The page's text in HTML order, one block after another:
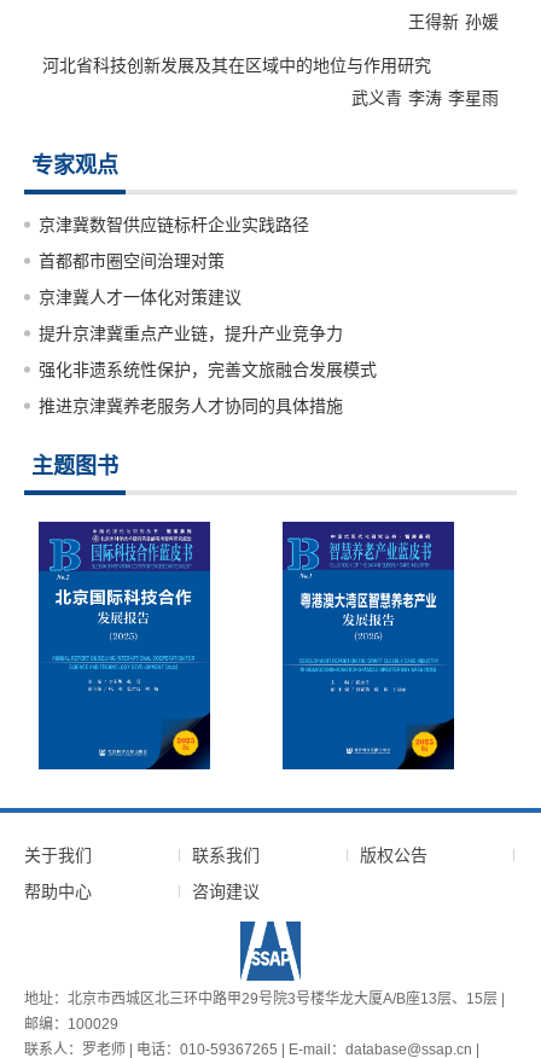
板，加强关键核心技术及基础前沿技术攻关，立足中介群落集聚优
势，建设区域科技成果转化中介公共服务平台，提高北京科创成果
新生态系统和产业生态系统，推动产业链与创新链深度融合，加快
技创新对津冀的辐射带动作用，大力提升津冀自主创新能力与创新
效率，充分发挥各自优势，打造区域协同创新共同体。
王得新 孙媛
武义青 李涛 李星雨
河北省科技创新发展及其在区域中的地位与作用研究
专家观点
京津冀数智供应链标杆企业实践路径
首都都市圈空间治理对策
京津冀人才一体化对策建议
提升京津冀重点产业链，提升产业竞争力
强化非遗系统性保护，完善文旅融合发展模式
推进京津冀养老服务人才协同的具体措施
主题图书
关于我们 联系我们
版权公告
帮助中心
咨询建议
地址：北京市西城区北三环中路甲29号院3号楼华龙大厦A/B座13层、15层 |
邮编：100029
联系人：罗老师 | 电话：010-59367265 | E-mail：database@ssap.cn |